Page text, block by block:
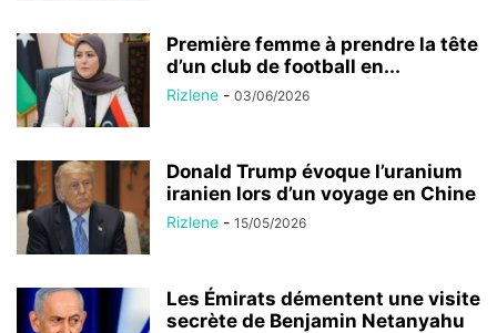
Première femme à prendre la tête
d’un club de football en...
Rizlene - 03/06/2026
Donald Trump évoque l’uranium
iranien lors d’un voyage en Chine
Rizlene - 15/05/2026
Les Émirats démentent une visite
secrète de Benjamin Netanyahu